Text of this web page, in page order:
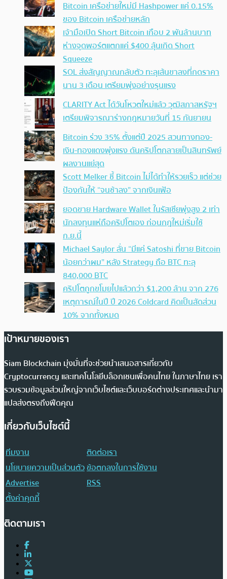
Bitcoin เครือข่ายใหม่มี Hashpower แค่ 0.15%
ของ Bitcoin เครือข่ายหลัก
เจ้ามือเปิด Short Bitcoin เกือบ 2 พันล้านบาท
ห่างจุดพอร์ตแตกแค่ $400 ลุ้นเกิด Short
Squeeze
SOL ส่งสัญญาณกลับตัว ทะลุเส้นขาลงที่กดราคา
นาน 3 เดือน เตรียมพุ่งอย่างรุนแรง
CLARITY Act ได้วันโหวตใหม่แล้ว วุฒิสภาสหรัฐฯ
เตรียมพิจารณาร่างกฎหมายวันที่ 15 กันยายน
Bitcoin ร่วง 35% ตั้งแต่ปี 2025 สวนทางทอง-
เงิน-ทองแดงพุ่งแรง ดันคริปโตกลายเป็นสินทรัพย์
ผลงานแย่สุด
Scott Melker ชี้ Bitcoin ไม่ได้ทำให้รวยเร็ว แต่ช่วย
ป้องกันให้ “จนช้าลง” จากเงินเฟ้อ
ยอดขาย Hardware Wallet ในรัสเซียพุ่งสูง 2 เท่า
นักลงทุนแห่ถือคริปโตเอง ก่อนกฎใหม่เริ่มใช้
ก.ย.นี้
Michael Saylor ลั่น “มีแค่ Satoshi ที่ขาย Bitcoin
น้อยกว่าผม” หลัง Strategy ถือ BTC ทะลุ
840,000 BTC
คริปโตถูกขโมยไปแล้วกว่า $1,200 ล้าน จาก 276
เหตุการณ์ในปี ปี 2026 Coldcard คิดเป็นสัดส่วน
10% จากทั้งหมด
เป้าหมายของเรา
Siam Blockchain มุ่งมั่นที่จะช่วยนำเสนอสารเกี่ยวกับ
Cryptocurrency และเทคโนโลยีบล็อกเชนเพื่อคนไทย ในภาษาไทย เรา
รวบรวมข้อมูลส่วนใหญ่จากเว็บไซต์และเว็บบอร์ดต่างประเทศและนำมา
แปลส่งตรงถึงฟีดคุณ
เกี่ยวกับเว็บไซต์นี้
ทีมงาน
ติดต่อเรา
นโยบายความเป็นส่วนตัวข้อตกลงในการใช้งาน
Advertise
RSS
ตั้งค่าคุกกี้
ติดตามเรา